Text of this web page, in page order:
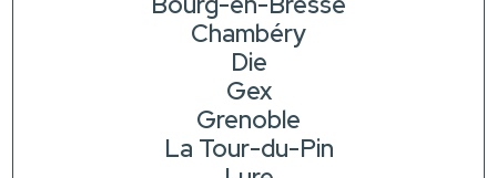
Chambéry
Die
Gex
Grenoble
La Tour-du-Pin